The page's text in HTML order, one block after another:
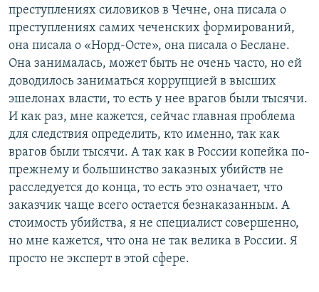
преступлениях силовиков в Чечне, она писала о
преступлениях самих чеченских формирований,
она писала о «Норд-Осте», она писала о Беслане.
Она занималась, может быть не очень часто, но ей
доводилось заниматься коррупцией в высших
эшелонах власти, то есть у нее врагов были тысячи.
И как раз, мне кажется, сейчас главная проблема
для следствия определить, кто именно, так как
врагов были тысячи. А так как в России копейка по-
прежнему и большинство заказных убийств не
расследуется до конца, то есть это означает, что
заказчик чаще всего остается безнаказанным. А
стоимость убийства, я не специалист совершенно,
но мне кажется, что она не так велика в России. Я
просто не эксперт в этой сфере.